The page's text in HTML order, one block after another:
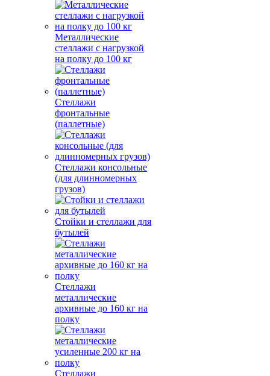
Металлические
стеллажи с нагрузкой
на полку до 100 кг
Стеллажи
фронтальные
(паллетные)
Стеллажи консольные
(для длинномерных
грузов)
Стойки и стеллажи для
бутылей
Стеллажи
металлические
архивные до 160 кг на
полку
Стеллажи